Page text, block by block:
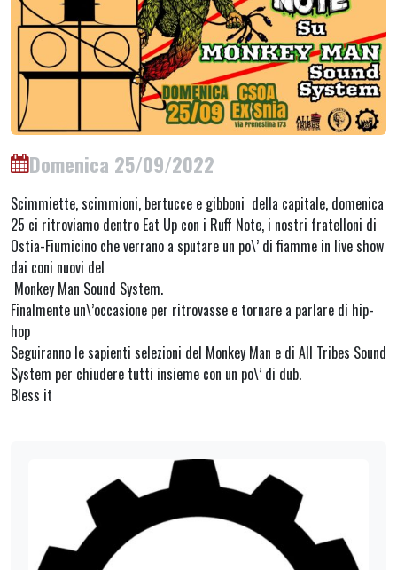
Domenica 25/09/2022
Scimmiette, scimmioni, bertucce e gibboni della capitale, domenica
25 ci ritroviamo dentro Eat Up con i Ruff Note, i nostri fratelloni di
Ostia-Fiumicino che verrano a sputare un po\’ di fiamme in live show
dai coni nuovi del
Monkey Man Sound System.
Finalmente un\’occasione per ritrovasse e tornare a parlare di hip-
hop
Seguiranno le sapienti selezioni del Monkey Man e di All Tribes Sound
System per chiudere tutti insieme con un po\’ di dub.
Bless it